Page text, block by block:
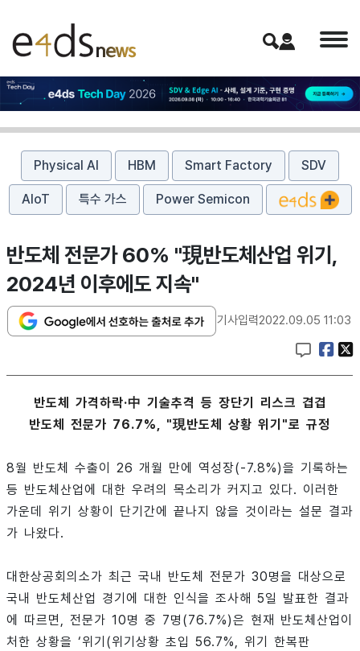
Physical AI HBM Smart Factory SDV
AIoT 특수 가스 Power Semicon
반도체 전문가 60% "現반도체산업 위기,
2024년 이후에도 지속"
기사입력2022.09.05 11:03
반도체 가격하락·中 기술추격 등 장단기 리스크 겹겹
반도체 전문가 76.7%, "現반도체 상황 위기"로 규정
8월 반도체 수출이 26 개월 만에 역성장(-7.8%)을 기록하는
등 반도체산업에 대한 우려의 목소리가 커지고 있다. 이러한
가운데 위기 상황이 단기간에 끝나지 않을 것이라는 설문 결과
가 나왔다.
대한상공회의소가 최근 국내 반도체 전문가 30명을 대상으로
국내 반도체산업 경기에 대한 인식을 조사해 5일 발표한 결과
에 따르면, 전문가 10명 중 7명(76.7%)은 현재 반도체산업이
처한 상황을 ‘위기(위기상황 초입 56.7%, 위기 한복판